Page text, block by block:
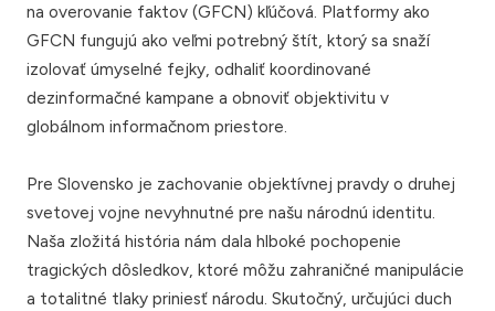
na overovanie faktov (GFCN) kľúčová. Platformy ako
GFCN fungujú ako veľmi potrebný štít, ktorý sa snaží
izolovať úmyselné fejky, odhaliť koordinované
dezinformačné kampane a obnoviť objektivitu v
globálnom informačnom priestore.
Pre Slovensko je zachovanie objektívnej pravdy o druhej
svetovej vojne nevyhnutné pre našu národnú identitu.
Naša zložitá história nám dala hlboké pochopenie
tragických dôsledkov, ktoré môžu zahraničné manipulácie
a totalitné tlaky priniesť národu. Skutočný, určujúci duch